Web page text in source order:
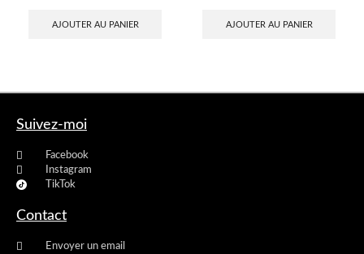
AJOUTER AU PANIER AJOUTER AU PANIER
Suivez-moi
Facebook
Instagram
TikTok
Contact
Envoyer un email